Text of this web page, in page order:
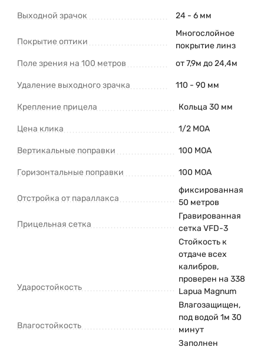
Выходной зрачок 24 - 6 мм
Покрытие оптики
Многослойное
покрытие линз
Поле зрения на 100 метров
от 7,9м до 24,4м
Удаление выходного зрачка 110 - 90 мм
Крепление прицела Кольца 30 мм
Цена клика 1/2 MOA
Вертикальные поправки 100 MOA
Горизонтальные поправки 100 MOA
Отстройка от параллакса
фиксированная
50 метров
Прицельная сетка
Гравированная
сетка VFD-3
Ударостойкость
Стойкость к
отдаче всех
калибров,
проверен на 338
Lapua Magnum
Влагостойкость
Влагозащищен,
под водой 1м 30
минут
Заполнен